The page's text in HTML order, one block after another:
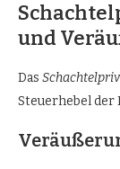
und
Das
Steuerhebel der